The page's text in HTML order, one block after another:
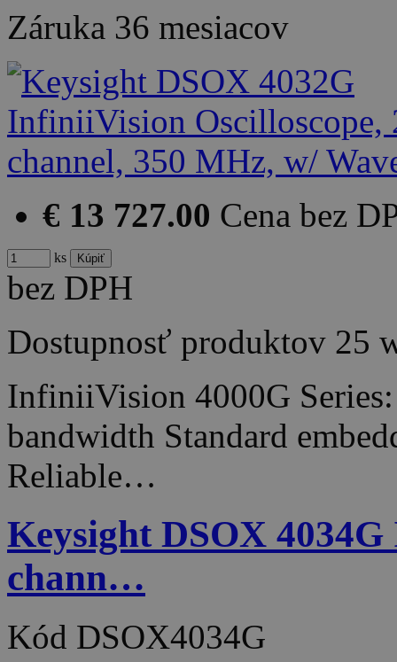
Záruka 36 mesiacov
€ 13 727.00 Cena bez
ks
bez DPH
Dostupnosť produktov 25
InfiniiVision 4000G
bandwidth Standard
Reliable…
Keysight DSOX
chann…
Kód DSOX4034G